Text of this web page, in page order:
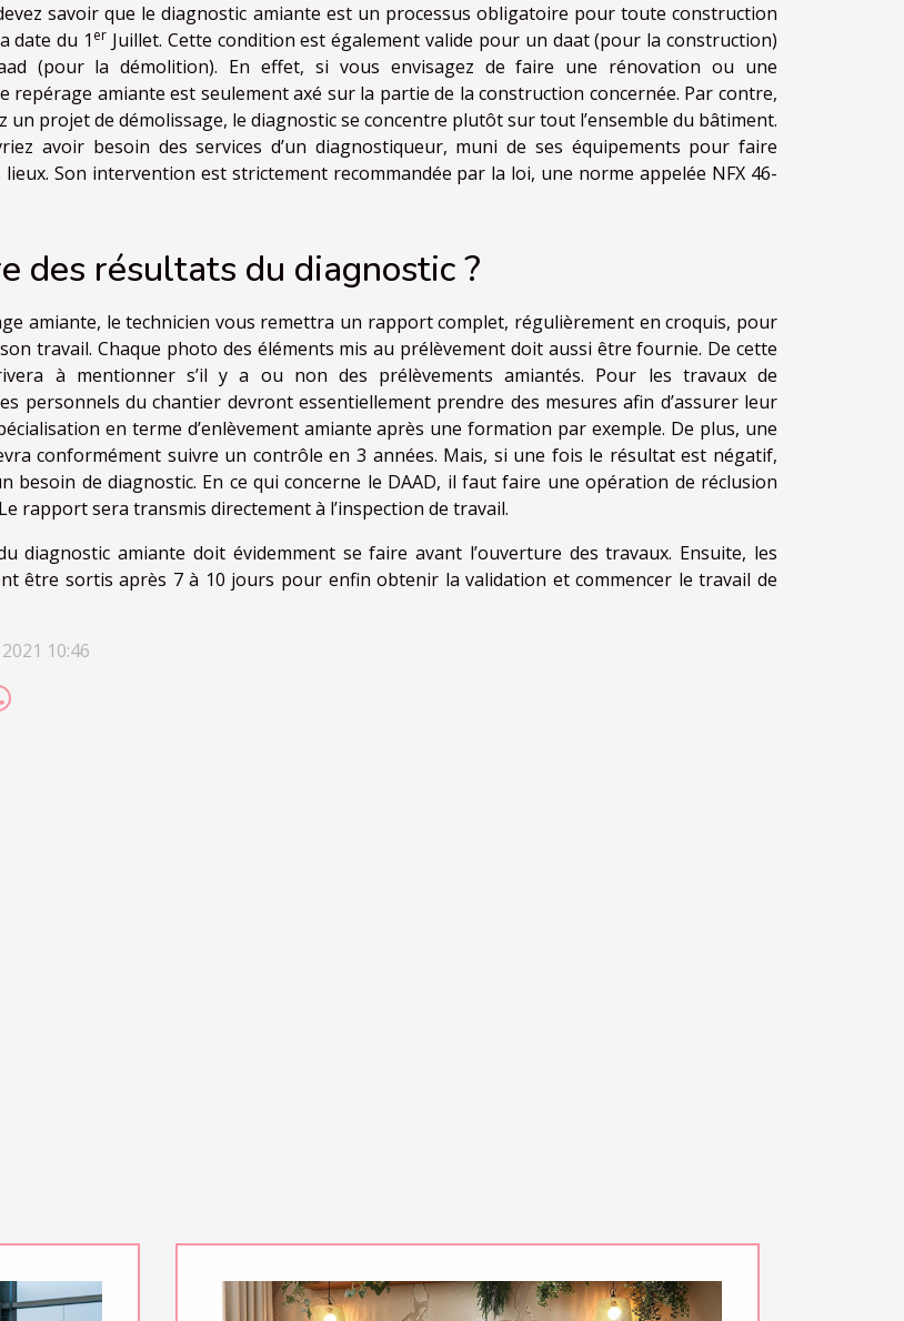
savoir que le diagnostic amiante est un processus obligatoire pour toute construction
date du 1 er Juillet. Cette condition est également valide pour un daat(pour la construction)
(pour la démolition). En effet, si vous envisagez de faire une rénovation ou une
repérage amiante est seulement axé sur la partie de la construction concernée. Par contre,
un projet de démolissage, le diagnostic se concentre plutôt sur tout l’ensemble du bâtiment.
avoir besoin des services d’un diagnostiqueur, muni de ses équipements pour faire
lieux. Son intervention est strictement recommandée par la loi, une norme appelée NFX 46-
des résultats du diagnostic ?
amiante, le technicien vous remettra un rapport complet, régulièrement en croquis, pour
travail. Chaque photo des éléments mis au prélèvement doit aussi être fournie. De cette
à mentionner s’il y a ou non des prélèvements amiantés. Pour les travaux de
personnels du chantier devront essentiellement prendre des mesures afin d’assurer leur
en terme d’enlèvement amiante après une formation par exemple. De plus, une
conformément suivre un contrôle en 3 années. Mais, si une fois le résultat est négatif,
besoin de diagnostic. En ce qui concerne le DAAD, il faut faire une opération de réclusion
rapport sera transmis directement à l’inspection de travail.
diagnostic amiante doit évidemment se faire avant l’ouverture des travaux. Ensuite, les
être sortis après 7 à 10 jours pour enfin obtenir la validation et commencer le travail de
10:46